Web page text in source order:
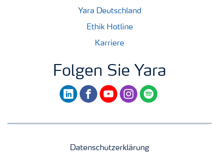
Yara Deutschland
Ethik Hotline
Karriere
Folgen Sie Yara
linkedinfacebookyoutubeinstagram
spotify
Datenschutzerklärung